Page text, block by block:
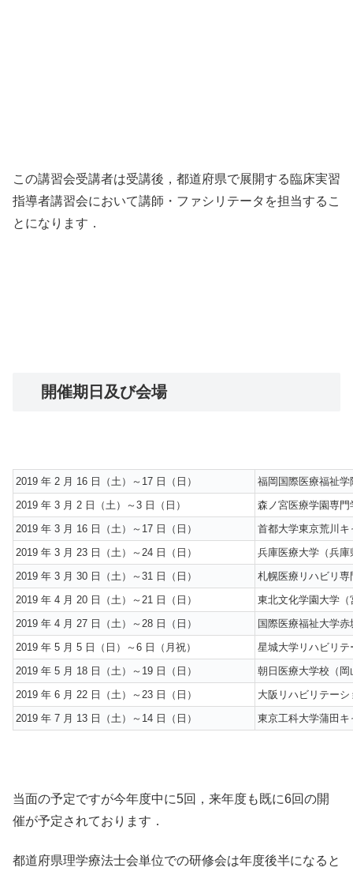
この講習会受講者は受講後，都道府県で展開する臨床実習
指導者講習会において講師・ファシリテータを担当するこ
とになります．
開催期日及び会場
2019 年 2 月 16 日（土）～17 日（日）
福岡国際医療福祉
2019 年 3 月 2 日（土）～3 日（日）
森ノ宮医療学園専
2019 年 3 月 16 日（土）～17 日（日）
首都大学東京荒川
2019 年 3 月 23 日（土）～24 日（日）
兵庫医療大学（兵庫
2019 年 3 月 30 日（土）～31 日（日）
札幌医療リハビリ
2019 年 4 月 20 日（土）～21 日（日）
東北文化学園大学
2019 年 4 月 27 日（土）～28 日（日）
国際医療福祉大学
2019 年 5 月 5 日（日）～6 日（月祝）
星城大学リハビリ
2019 年 5 月 18 日（土）～19 日（日）
朝日医療大学校（岡
2019 年 6 月 22 日（土）～23 日（日）
大阪リハビリテー
2019 年 7 月 13 日（土）～14 日（日）
東京工科大学蒲田
当面の予定ですが今年度中に5回，来年度も既に6回の開
催が予定されております．
都道府県理学療法士会単位での研修会は年度後半になると